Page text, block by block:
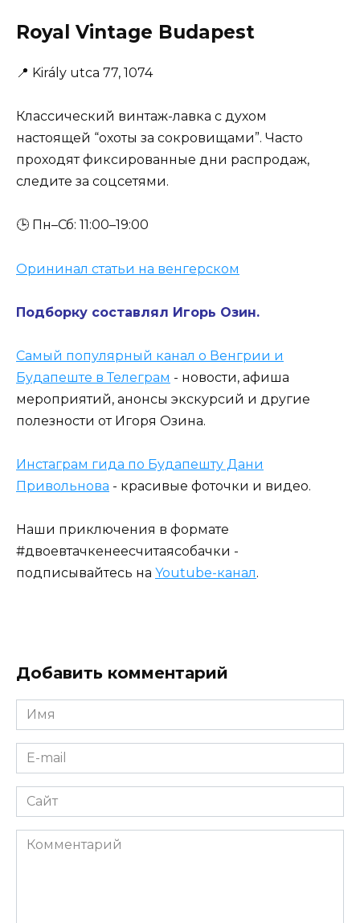
Royal Vintage Budapest
📍 Király utca 77, 1074
Классический винтаж-лавка с духом
настоящей “охоты за сокровищами”. Часто
проходят фиксированные дни распродаж,
следите за соцсетями.
🕒 Пн–Сб: 11:00–19:00
Орининал статьи на венгерском
Подборку составлял Игорь Озин.
Самый популярный канал о Венгрии и
Будапеште в Телеграм - новости, афиша
мероприятий, анонсы экскурсий и другие
полезности от Игоря Озина.
Инстаграм гида по Будапешту Дани
Привольнова - красивые фоточки и видео.
Наши приключения в формате
#двоевтачкенеесчитаясобачки -
подписывайтесь на Youtube-канал.
Добавить комментарий
Имя
*
E-
mail
*Сайт
Комментарий